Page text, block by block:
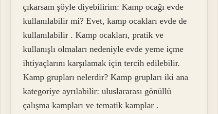
çıkarsam şöyle diyebilirim: Kamp ocağı evde
kullanılabilir mi? Evet, kamp ocakları evde de
kullanılabilir . Kamp ocakları, pratik ve
kullanışlı olmaları nedeniyle evde yeme içme
ihtiyaçlarını karşılamak için tercih edilebilir.
Kamp grupları nelerdir? Kamp grupları iki ana
kategoriye ayrılabilir: uluslararası gönüllü
çalışma kampları ve tematik kamplar .